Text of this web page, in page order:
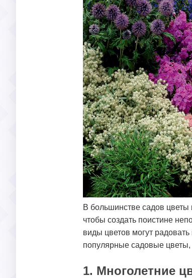
В большинстве садов цветы
чтобы создать поистине
виды цветов могут
популярные садовые цветы,
1. Многолетние